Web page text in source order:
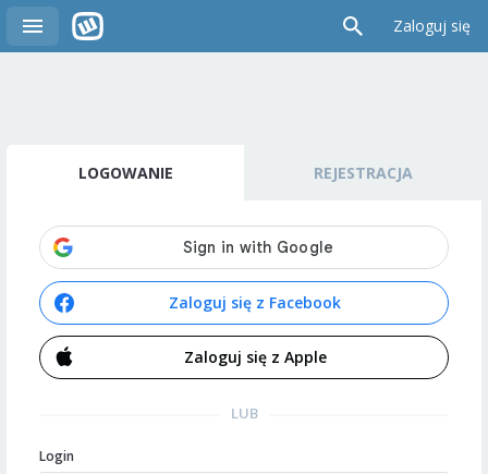
Zaloguj się
LOGOWANIE REJESTRACJA
Zaloguj się z Facebook
Zaloguj się z Apple
LUB
Login